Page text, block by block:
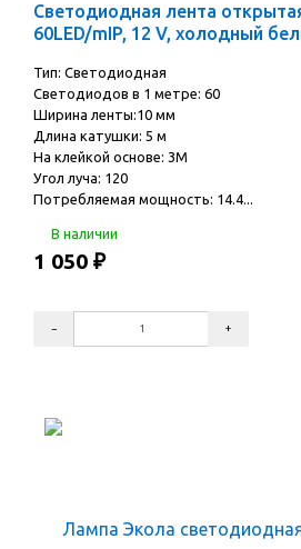
Светодиодная лента
60LED/mIP, 12 V, холодный
Тип: Светодиодная
Cветодиодов в 1 метре: 60
Ширина ленты:10 мм
Длина катушки: 5 м
На клейкой основе: 3М
Угол луча: 120
Потребляемая мощность: 14.4...
В наличии
1 050 ₽